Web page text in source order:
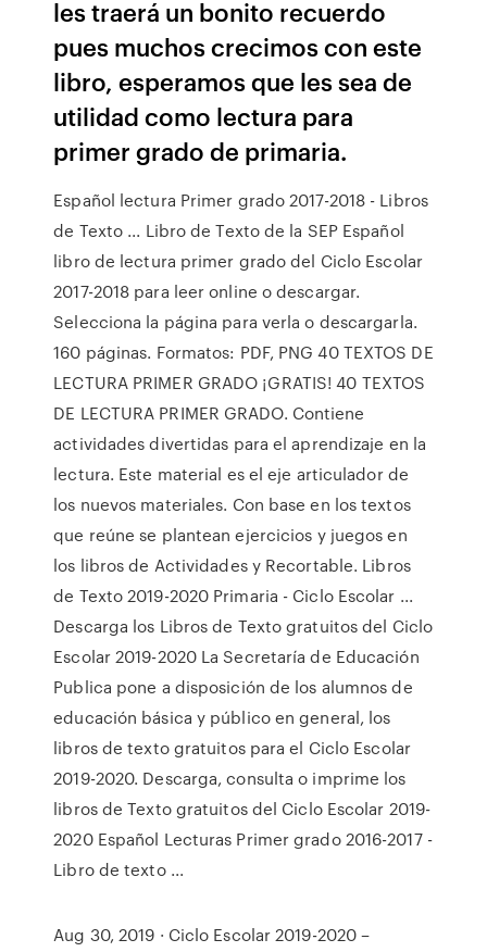
les traerá un bonito recuerdo
pues muchos crecimos con este
libro, esperamos que les sea de
utilidad como lectura para
primer grado de primaria.
Español lectura Primer grado 2017-2018 - Libros
de Texto ... Libro de Texto de la SEP Español
libro de lectura primer grado del Ciclo Escolar
2017-2018 para leer online o descargar.
Selecciona la página para verla o descargarla.
160 páginas. Formatos: PDF, PNG 40 TEXTOS DE
LECTURA PRIMER GRADO ¡GRATIS! 40 TEXTOS
DE LECTURA PRIMER GRADO. Contiene
actividades divertidas para el aprendizaje en la
lectura. Este material es el eje articulador de
los nuevos materiales. Con base en los textos
que reúne se plantean ejercicios y juegos en
los libros de Actividades y Recortable. Libros
de Texto 2019-2020 Primaria - Ciclo Escolar ...
Descarga los Libros de Texto gratuitos del Ciclo
Escolar 2019-2020 La Secretaría de Educación
Publica pone a disposición de los alumnos de
educación básica y público en general, los
libros de texto gratuitos para el Ciclo Escolar
2019-2020. Descarga, consulta o imprime los
libros de Texto gratuitos del Ciclo Escolar 2019-
2020 Español Lecturas Primer grado 2016-2017 -
Libro de texto ...
Aug 30, 2019 · Ciclo Escolar 2019-2020 –